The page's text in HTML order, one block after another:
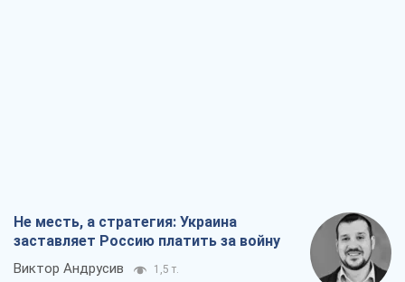
Не месть, а стратегия: Украина
заставляет Россию платить за войну
Виктор Андрусив 1,5 т.